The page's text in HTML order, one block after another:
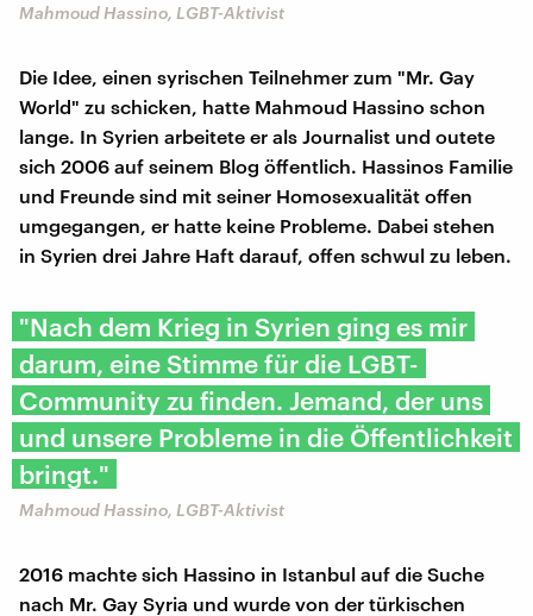
Mahmoud Hassino, LGBT-Aktivist
Die Idee, einen syrischen Teilnehmer zum "Mr. Gay
World" zu schicken, hatte Mahmoud Hassino schon
lange. In Syrien arbeitete er als Journalist und outete
sich 2006 auf seinem Blog öffentlich. Hassinos Familie
und Freunde sind mit seiner Homosexualität offen
umgegangen, er hatte keine Probleme. Dabei stehen
in Syrien drei Jahre Haft darauf, offen schwul zu leben.
"Nach dem Krieg in Syrien ging es mir
darum, eine Stimme für die LGBT-
Community zu finden. Jemand, der uns
und unsere Probleme in die Öffentlichkeit
bringt."
Mahmoud Hassino, LGBT-Aktivist
2016 machte sich Hassino in Istanbul auf die Suche
nach Mr. Gay Syria und wurde von der türkischen